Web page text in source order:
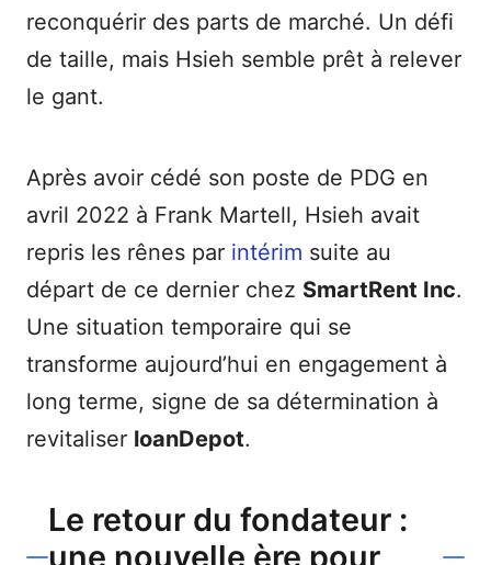
reconquérir des parts de marché. Un défi
de taille, mais Hsieh semble prêt à relever
le gant.
Après avoir cédé son poste de PDG en
avril 2022 à Frank Martell, Hsieh avait
repris les rênes par intérim suite au
départ de ce dernier chez SmartRent Inc.
Une situation temporaire qui se
transforme aujourd’hui en engagement à
long terme, signe de sa détermination à
revitaliser loanDepot.
Le retour du fondateur :
une nouvelle ère pour